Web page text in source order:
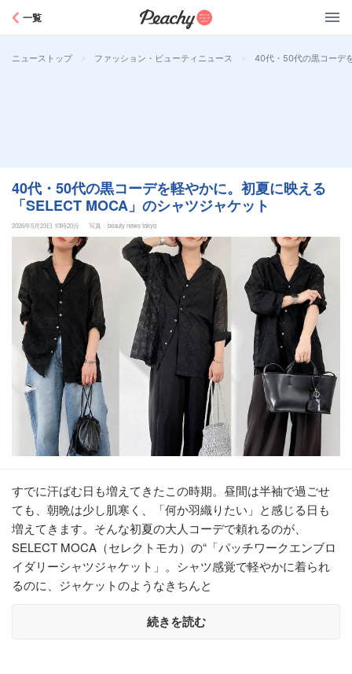
一覧
ニューストップ > ファッション・ビューティニュース > 40代・50代の黒コーデ
40代・50代の黒コーデを軽やかに。初夏に映える
「SELECT MOCA」のシャツジャケット
2026年5月23日 10時20分 写真：beauty news tokyo
すでに汗ばむ日も増えてきたこの時期。昼間は半袖で過ごせ
ても、朝晩は少し肌寒く、「何か羽織りたい」と感じる日も
増えてきます。そんな初夏の大人コーデで頼れるのが、
SELECT MOCA（セレクトモカ）の“「パッチワークエンブロ
イダリーシャツジャケット」。シャツ感覚で軽やかに着られ
るのに、ジャケットのようなきちんと
続きを読む